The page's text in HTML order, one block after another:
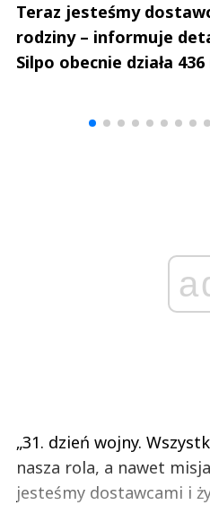
Teraz jesteśmy
rodziny – informuje
Silpo obecnie działa
„31. dzień wojny.
nasza rola, a nawet
jesteśmy dostawcami i